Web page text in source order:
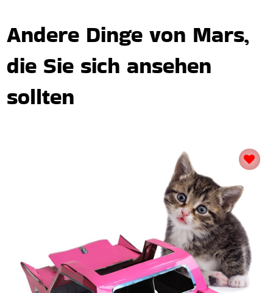
Andere Dinge von Mars,
die Sie sich ansehen
sollten